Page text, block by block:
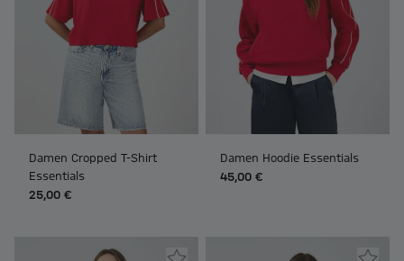
Damen Cropped T-Shirt
Essentials
25,00 €
Damen Hoodie Essentials
45,00 €